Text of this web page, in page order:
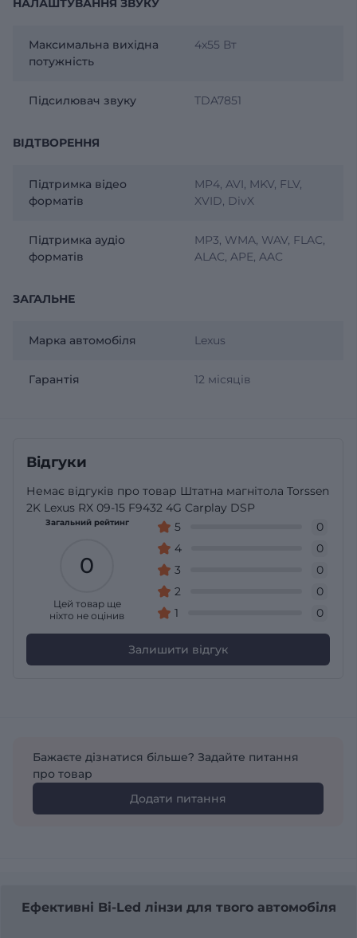
Максимальна вихідна
потужність
4х55 Вт
Підсилювач звуку TDA7851
ВІДТВОРЕННЯ
Підтримка відео
форматів
MP4, AVI, MKV, FLV,
XVID, DivX
Підтримка аудіо
форматів
MP3, WMA, WAV, FLAC,
ALAC, APE, AAC
ЗАГАЛЬНЕ
Марка автомобіля Lexus
Гарантія 12 місяців
Відгуки
Немає відгуків про товар Штатна магнітола Torssen
2K Lexus RX 09-15 F9432 4G Carplay DSP
Загальний рейтинг
0
Цей товар ще
ніхто не оцінив
5
0
4
0
3
0
2
0
1
0
Залишити відгук
Бажаєте дізнатися більше? Задайте питання
про товар
Додати питання
Ефективні Bi-Led лінзи для твого автомобіля